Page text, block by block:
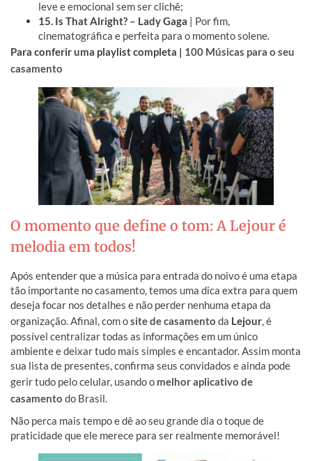
leve e emocional sem ser clichê;
15. Is That Alright? – Lady Gaga
| Por fim,
cinematográfica e perfeita para o momento solene.
Para conferir uma playlist completa | 100 Músicas para o seu
casamento
O momento que define o tom: A Lejour é
melodia em todos!
Após entender que a música para entrada do noivo é uma etapa
tão importante no casamento, temos uma dica extra para quem
deseja focar nos detalhes e não perder nenhuma etapa da
organização. Afinal, com osite de casamento da Lejour, é
possível centralizar todas as informações em um único
ambiente e deixar tudo mais simples e encantador. Assim monta
sua lista de presentes, confirma seus convidados e ainda pode
gerir tudo pelo celular, usando o melhor aplicativo de
casamento do Brasil.
Não perca mais tempo e dê ao seu grande dia o toque de
praticidade que ele merece para ser realmente memorável!